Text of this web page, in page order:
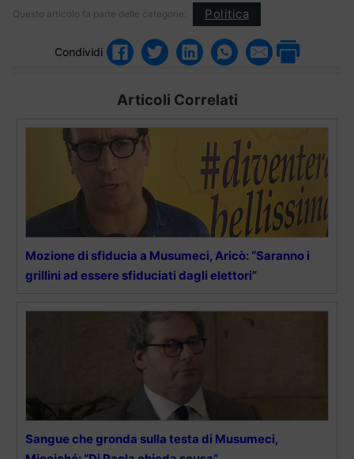
Questo articolo fa parte delle categorie: Politica
Condividi
Articoli Correlati
Mozione di sfiducia a Musumeci, Aricò: “Saranno i
grillini ad essere sfiduciati dagli elettori”
Sangue che gronda sulla testa di Musumeci,